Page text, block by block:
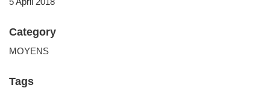
Category
MOYENS
Tags